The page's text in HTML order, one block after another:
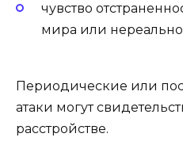
чувство
мира или
Периодические или
атаки могут
расстройстве.